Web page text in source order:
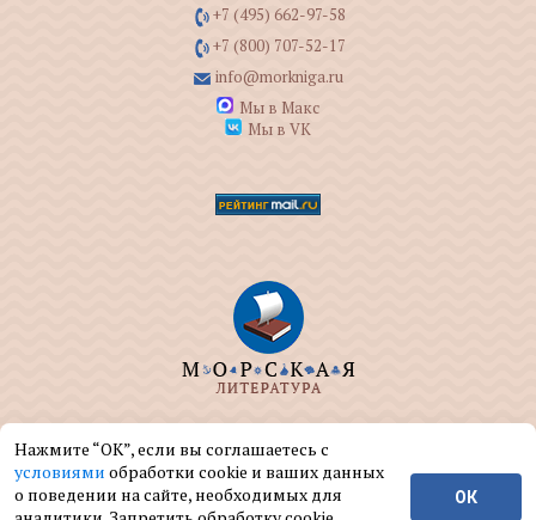
+7 (495) 662-97-58
+7 (800) 707-52-17
info@morkniga.ru
Мы в Макс
Мы в VK
ООО "МОРКНИГА" занимается изданием и
реализацией книг на морскую тематику.
© ООО "МОРКНИГА", 2004 — 2026 г.
Нажмите “ОК”, если вы соглашаетесь с
условиями обработки cookie и ваших данных
о поведении на сайте, необходимых для
ОК